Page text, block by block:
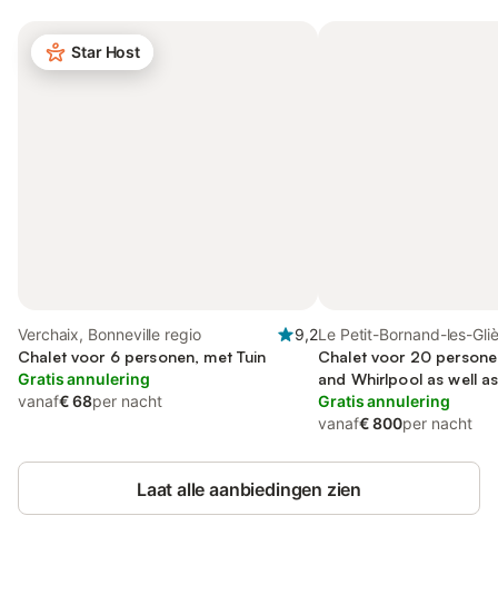
Star Host
Verchaix, Bonneville regio
9,2
Chalet voor 6 personen, met Tuin
Gratis annulering
vanaf€ 68per nacht
Le Petit-Bornand-les-
Bonneville regio
Chalet voor 20
and Whirlpool as well
Gratis annulering
vanaf€ 800per nacht
Laat alle aanbiedingen zien